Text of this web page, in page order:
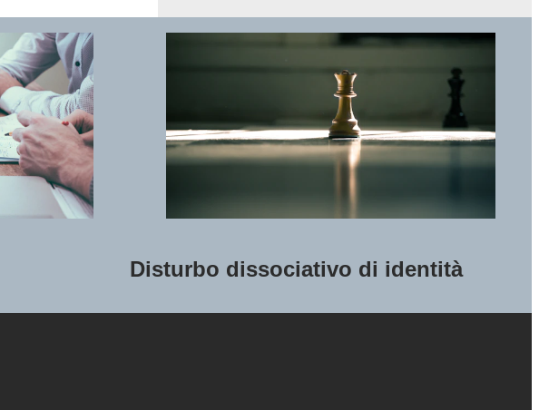
Disturbo dissociativo di identità